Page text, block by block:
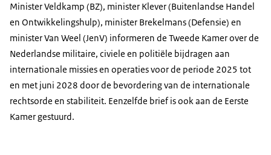
Minister Veldkamp (BZ), minister Klever (Buitenlandse Handel
en Ontwikkelingshulp), minister Brekelmans (Defensie) en
minister Van Weel (JenV) informeren de Tweede Kamer over de
Nederlandse militaire, civiele en politiële bijdragen aan
internationale missies en operaties voor de periode 2025 tot
en met juni 2028 door de bevordering van de internationale
rechtsorde en stabiliteit. Eenzelfde brief is ook aan de Eerste
Kamer gestuurd.